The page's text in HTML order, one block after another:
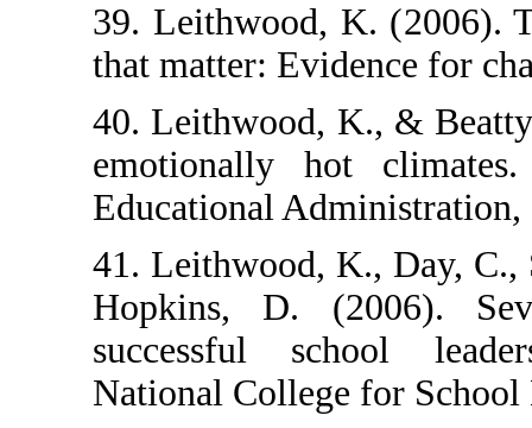
39. Leithwood,
that matter:
40. Leithwood,
emotionally
Educational
41. Leithwood,
Hopkins, D.
successful
National